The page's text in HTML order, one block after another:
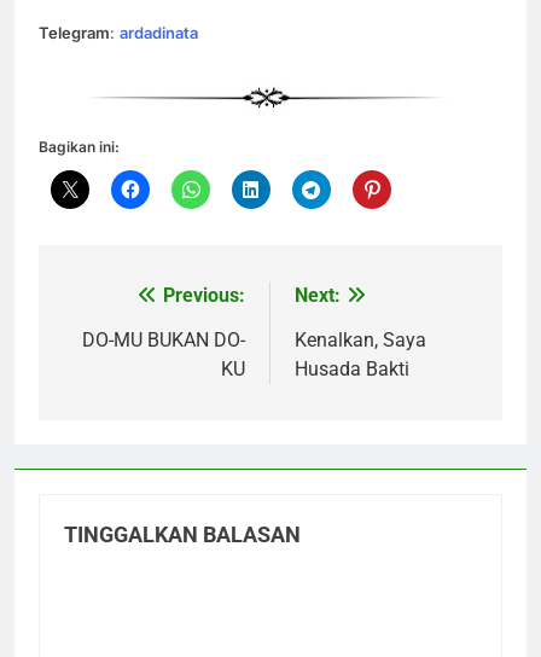
Telegram: ardadinata
Bagikan ini:
Navigasi
pos
Previous:
DO-MU BUKAN DO-
KU
Next:
Kenalkan, Saya
Husada Bakti
TINGGALKAN BALASAN